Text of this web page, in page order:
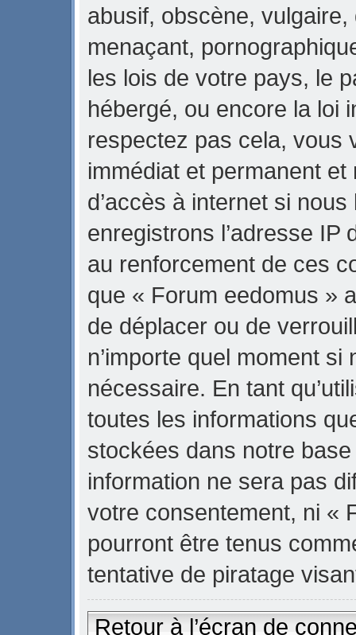
abusif, obscène,
menaçant,
les lois de votre pays, le
hébergé, ou encore la loi
respectez pas cela, vous
immédiat et permanent
d’accès à internet si
enregistrons l’adresse IP
au renforcement de ces
que « Forum eedomus »
de déplacer ou de
n’importe quel moment
nécessaire. En tant
toutes les informations
stockées dans notre
information ne sera pas
votre consentement, ni «
pourront être tenus
tentative de piratage
Retour à l’écran de